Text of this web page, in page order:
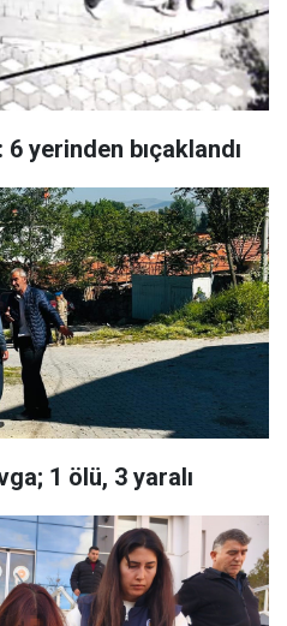
yerinden bıçaklandı
1 ölü, 3 yaralı